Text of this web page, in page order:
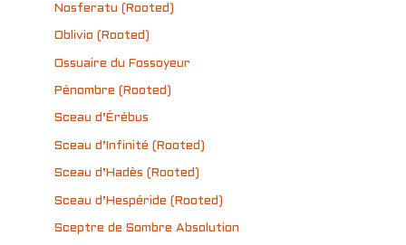
Nosferatu (Rooted)
Oblivio (Rooted)
Ossuaire du Fossoyeur
Pénombre (Rooted)
Sceau d’Érébus
Sceau d’Infinité (Rooted)
Sceau d’Hadès (Rooted)
Sceau d’Hespéride (Rooted)
Sceptre de Sombre Absolution